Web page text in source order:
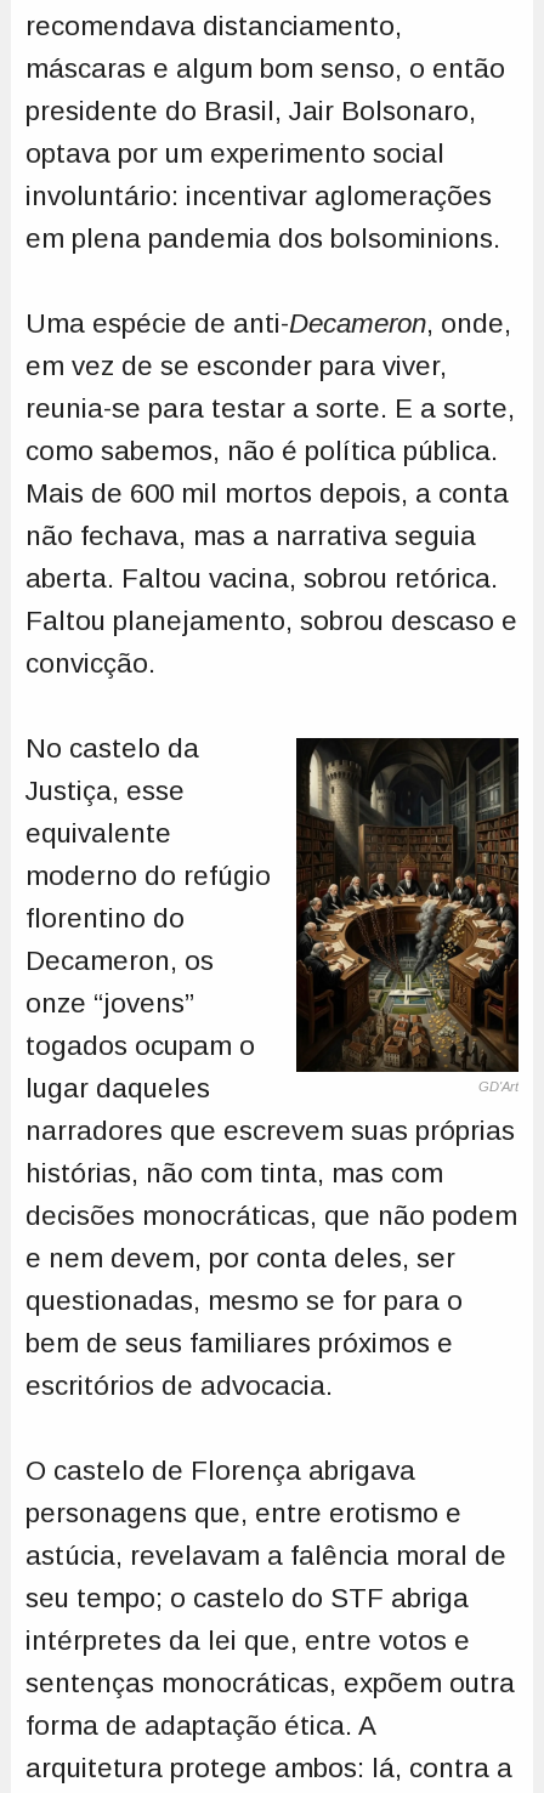
recomendava distanciamento,
máscaras e algum bom senso, o então
presidente do Brasil, Jair Bolsonaro,
optava por um experimento social
involuntário: incentivar aglomerações
em plena pandemia dos bolsominions.
Uma espécie de anti-Decameron, onde,
em vez de se esconder para viver,
reunia-se para testar a sorte. E a sorte,
como sabemos, não é política pública.
Mais de 600 mil mortos depois, a conta
não fechava, mas a narrativa seguia
aberta. Faltou vacina, sobrou retórica.
Faltou planejamento, sobrou descaso e
convicção.
GD'Art
No castelo da
Justiça, esse
equivalente
moderno do refúgio
florentino do
Decameron, os
onze “jovens”
togados ocupam o
lugar daqueles
narradores que escrevem suas próprias
histórias, não com tinta, mas com
decisões monocráticas, que não podem
e nem devem, por conta deles, ser
questionadas, mesmo se for para o
bem de seus familiares próximos e
escritórios de advocacia.
O castelo de Florença abrigava
personagens que, entre erotismo e
astúcia, revelavam a falência moral de
seu tempo; o castelo do STF abriga
intérpretes da lei que, entre votos e
sentenças monocráticas, expõem outra
forma de adaptação ética. A
arquitetura protege ambos: lá, contra a